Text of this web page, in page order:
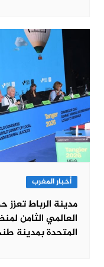
أخبار المغرب
مدينة الرباط تعزز
العالمي الثامن
المتحدة بمدينة